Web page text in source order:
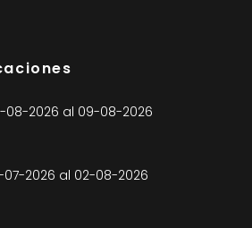
08-2026 al 09-08-2026
2026 al 02-08-2026